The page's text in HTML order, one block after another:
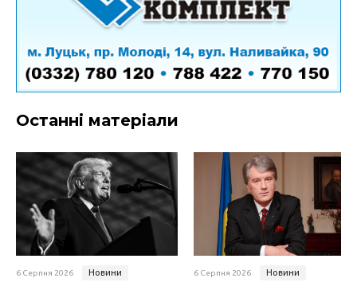
Останні матеріали
6 Серпня 2026 Новини 6 Серпня 2026 Новини